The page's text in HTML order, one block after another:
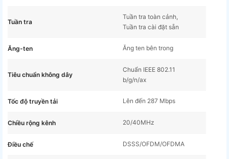
Tuần tra
Tuần tra toàn cảnh,
Tuần tra cài đặt sẵn
Ăng-ten Ăng ten bên trong
Tiêu chuẩn không dây
Chuẩn IEEE 802.11
b/g/n/ax
Tốc độ truyền tải Lên đến 287 Mbps
Chiều rộng kênh 20/40MHz
Điều chế DSSS/OFDM/OFDMA